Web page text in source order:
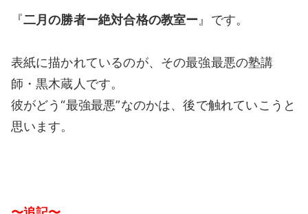
『二月の勝者ー絶対合格の教室ー 』です。
表紙に描かれているのが、その最強最悪の塾講
師・黒木蔵人です。
彼がどう“最強最悪”なのかは、後で触れていこうと
思います。